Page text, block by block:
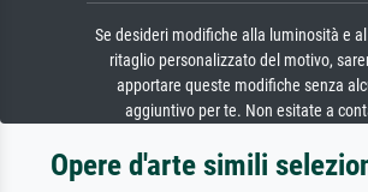
Se desideri modifiche alla luminosità e
ritaglio personalizzato del motivo,
apportare queste modifiche senza
aggiuntivo per te. Non esitate a
Opere d'arte simili